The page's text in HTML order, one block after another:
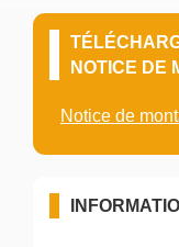
NOTICE DE
Notice de